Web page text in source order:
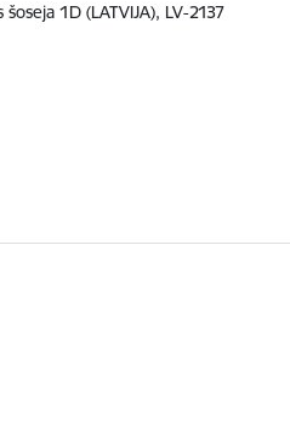
1D (LATVIJA), LV-2137